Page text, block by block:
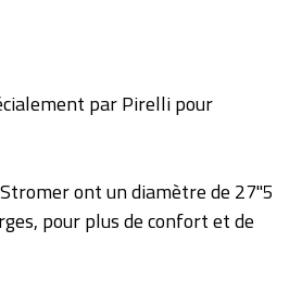
par Pirelli pour
ont un diamètre de 27''5
pour plus de confort et de